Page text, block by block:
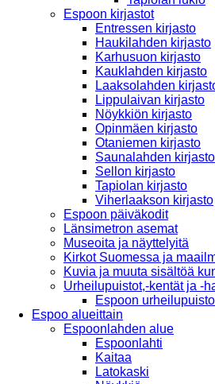
Espoon kirjastot
Entressen kirjasto
Haukilahden kirjasto
Karhusuon kirjasto
Kauklahden kirjasto
Laaksolahden
Lippulaivan kirjasto
Nöykkiön kirjasto
Opinmäen kirjasto
Otaniemen kirjasto
Saunalahden kirjasto
Sellon kirjasto
Tapiolan kirjasto
Viherlaakson kirjasto
Espoon päiväkodit
Länsimetron asemat
Museoita ja näyttelyitä
Kirkot Suomessa ja
Kuvia ja muuta sisältöä
Urheilupuistot,-kentät ja -
Espoon
Espoo alueittain
Espoonlahden alue
Espoonlahti
Kaitaa
Latokaski